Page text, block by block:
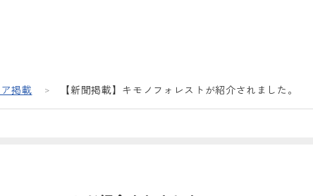
掲載 【新聞掲載】キモノフォレストが紹介されました。